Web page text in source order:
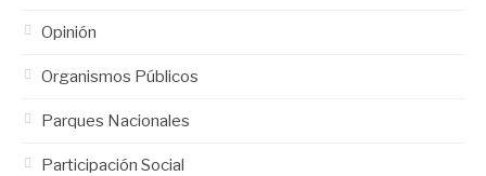
Opinión
Organismos Públicos
Parques Nacionales
Participación Social